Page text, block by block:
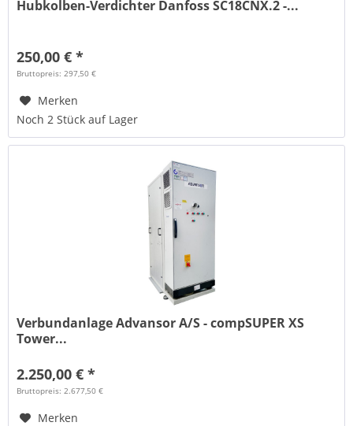
Hubkolben-Verdichter Danfoss SC18CNX.2 -...
250,00 € *
Bruttopreis: 297,50 €
Merken
Noch 2 Stück auf Lager
Verbundanlage Advansor A/S - compSUPER XS
Tower...
2.250,00 € *
Bruttopreis: 2.677,50 €
Merken